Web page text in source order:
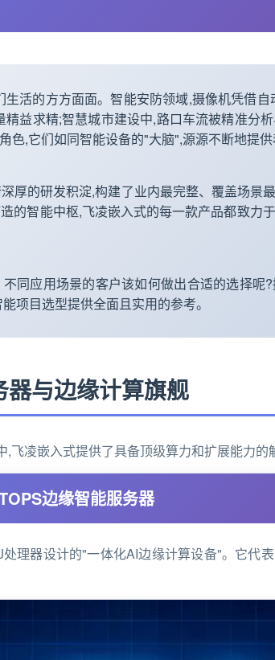
生活的方方面面。智能安防领域,摄像机凭借
精益求精;智慧城市建设中,路口车流被精准分
色,它们如同智能设备的"大脑",源源不断地提供
厚的研发积淀,构建了业内最完整、覆盖场景
的智能中枢,飞凌嵌入式的每一款产品都致力
同应用场景的客户该如何做出合适的选择
项目选型提供全面且实用的参考。
器与边缘计算旗舰
凌嵌入式提供了具备顶级算力和扩展能力的
边缘智能服务器
理器设计的"一体化AI边缘计算设备"。它代